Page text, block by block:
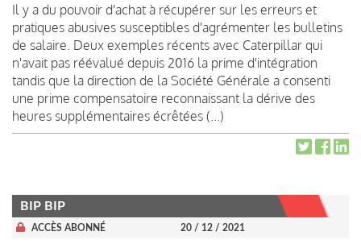
Il y a du pouvoir d'achat à récupérer sur les erreurs et
pratiques abusives susceptibles d'agrémenter les bulletins
de salaire. Deux exemples récents avec Caterpillar qui
n'avait pas réévalué depuis 2016 la prime d'intégration
tandis que la direction de la Société Générale a consenti
une prime compensatoire reconnaissant la dérive des
heures supplémentaires écrêtées (...)
BIP BIP
ACCÈS ABONNÉ 20 / 12 / 2021